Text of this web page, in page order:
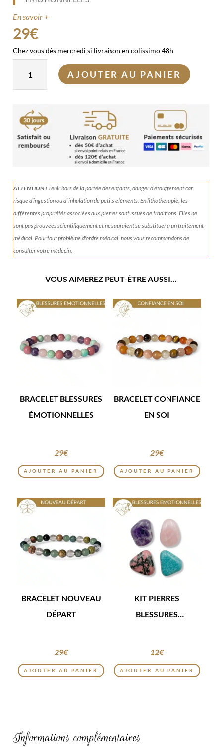
En savoir +
29€
Chez vous dès mercredi si livraison en colissimo 48h
Kit
Blessures
émotionnelles
AJOUTER AU PANIER
ATTENTION !Tenirhors de la portée des enfants, danger d'étouffement car
risque d’ingestion ou d’ inhalation de petits éléments.En lithothérapie, les
différentes propriétés associées aux pierres sont issues de traditions. Elles ne
sont pas prouvées scientifiquement et ne sauraient se substituer à un traitement
médical. Pour tout problème d'ordre médical, nous vous recommandons de
consulter votre médecin.
VOUS AIMEREZ PEUT-ÊTRE AUSSI…
BRACELET BLESSURES
ÉMOTIONNELLES
29€
AJOUTER AU PANIER
BRACELET CONFIANCE
EN SOI
29€
AJOUTER AU PANIER
BRACELET NOUVEAU
DÉPART
29€
AJOUTER AU PANIER
KIT PIERRES
BLESSURES
12€
AJOUTER AU PANIER
Informations complémentaires